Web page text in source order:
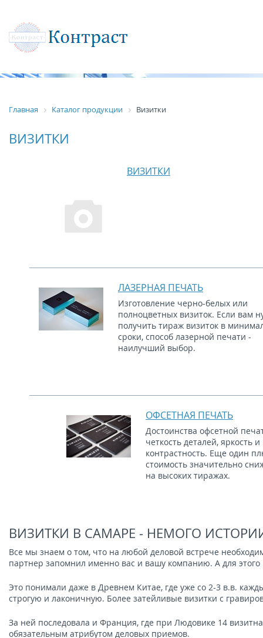
Главная Каталог продукции Визитки
ВИЗИТКИ
ВИЗИТКИ
ЛАЗЕРНАЯ ПЕЧАТЬ
Изготовление черно-белых или
полноцветных визиток. Если вам
получить тираж визиток в
сроки, способ лазерной печати -
наилучший выбор.
ОФСЕТНАЯ ПЕЧАТЬ
Достоинства офсетной
четкость деталей, яркость и
контрастность. Еще один
стоимость значительно
на высоких тиражах.
ВИЗИТКИ В САМАРЕ - НЕМОГО
Все мы знаем о том, что на любой деловой встрече
партнер запомнил именно вас и вашу компанию. А для
Это понимали даже в Древнем Китае, где уже со 2-3 в.в.
строгую и лаконичную. Более затейливые визитки с
За ней последовала и Франция, где при Людовике 14
обязательным атрибутом деловых приемов.